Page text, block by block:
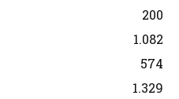
200
1.082
574
1.329